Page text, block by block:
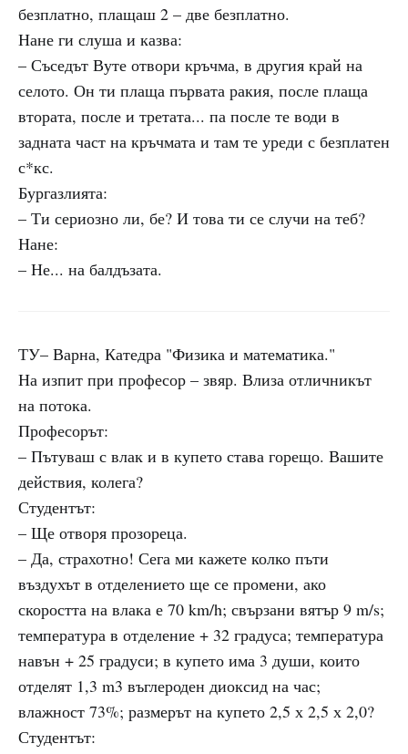
безплатно, плащаш 2 – две безплатно.
Нане ги слуша и казва:
– Съседът Вуте отвори кръчма, в другия край на
селото. Он ти плаща първата ракия, после плаща
втората, после и третата... па после те води в
задната част на кръчмата и там те уреди с безплатен
с*кс.
Бургазлията:
– Ти сериозно ли, бе? И това ти се случи на теб?
Нане:
– Не... на балдъзата.
ТУ– Варна, Катедра "Физика и математика."
На изпит при професор – звяр. Влиза отличникът
на потока.
Професорът:
– Пътуваш с влак и в купето става горещо. Вашите
действия, колега?
Студентът:
– Ще отворя прозореца.
– Да, страхотно! Сега ми кажете колко пъти
въздухът в отделението ще се промени, ако
скоростта на влака е 70 km/h; свързани вятър 9 m/s;
температура в отделение + 32 градуса; температура
навън + 25 градуси; в купето има 3 души, които
отделят 1,3 m3 въглероден диоксид на час;
влажност 73%; размерът на купето 2,5 х 2,5 х 2,0?
Студентът: